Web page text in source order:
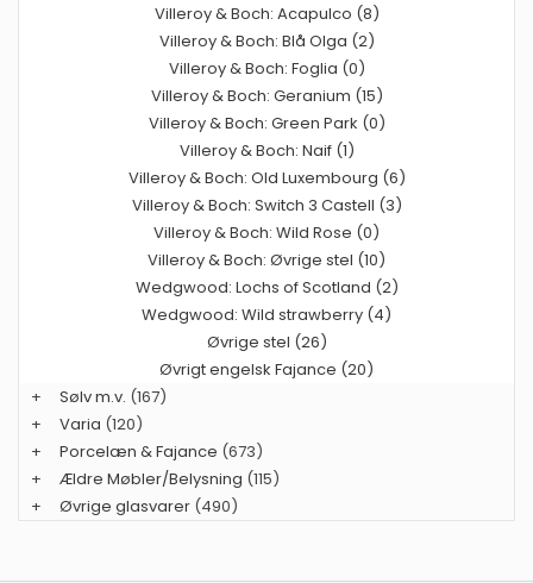
Villeroy & Boch: Acapulco (8)
Villeroy & Boch: Blå Olga (2)
Villeroy & Boch: Foglia (0)
Villeroy & Boch: Geranium (15)
Villeroy & Boch: Green Park (0)
Villeroy & Boch: Naif (1)
Villeroy & Boch: Old Luxembourg (6)
Villeroy & Boch: Switch 3 Castell (3)
Villeroy & Boch: Wild Rose (0)
Villeroy & Boch: Øvrige stel (10)
Wedgwood: Lochs of Scotland (2)
Wedgwood: Wild strawberry (4)
Øvrige stel (26)
Øvrigt engelsk Fajance (20)
+
Sølv m.v. (167)
+
Varia (120)
+
Porcelæn & Fajance (673)
+
Ældre Møbler/Belysning (115)
+
Øvrige glasvarer (490)